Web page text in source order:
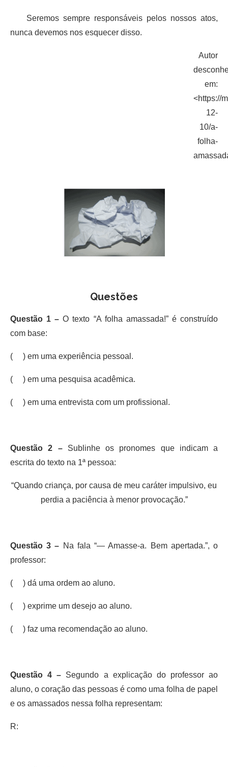
Seremos sempre responsáveis pelos nossos atos,
nunca devemos nos esquecer disso.
Autor
em:
<https://
12-
10/a-
folha-
Questões
Questão 1 –O texto “A folha amassada!” é construído
com base:
( ) em uma experiência pessoal.
( ) em uma pesquisa acadêmica.
( ) em uma entrevista com um profissional.
Questão 2 – Sublinhe os pronomes que indicam a
escrita do texto na 1ª pessoa:
“Quando criança, por causa de meu caráter impulsivo, eu
perdia a paciência à menor provocação.”
Questão 3 – Na fala “— Amasse-a. Bem apertada.”, o
professor:
( ) dá uma ordem ao aluno.
( ) exprime um desejo ao aluno.
( ) faz uma recomendação ao aluno.
Questão 4 – Segundo a explicação do professor ao
aluno, o coração das pessoas é como uma folha de papel
e os amassados nessa folha representam:
R: